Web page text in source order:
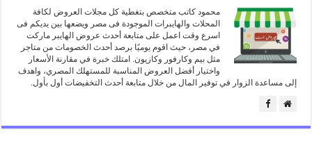
محمود كاتب متخصص بتغطية كل مجلات العروض لكافة
المحلات والهايبرات الموجودة فى مصر ويضعها بين يديكم فى
اسرع وقت اعمل على متابعة أحدث عروض الهايبر ماركت
في مصر، حيث اقوم يوميًا برصد أحدث الخصومات من متاجر
مثل بيم وكارفور وكازيون. امتلك خبرة في مقارنة الأسعار
واختيار أفضل العروض المناسبة للمستهلك المصري، واهدف
إلى مساعدة الزوار في توفير المال من خلال متابعة أحدث التخفيضات أول بأول.